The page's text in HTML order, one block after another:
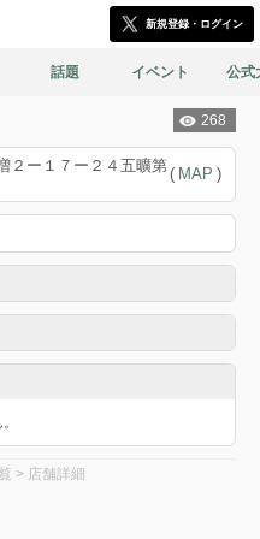
新規登録・ログイン
話題 イベント 公式
２ー１７ー２４五曠第 ( MAP )
268
> 店舗詳細